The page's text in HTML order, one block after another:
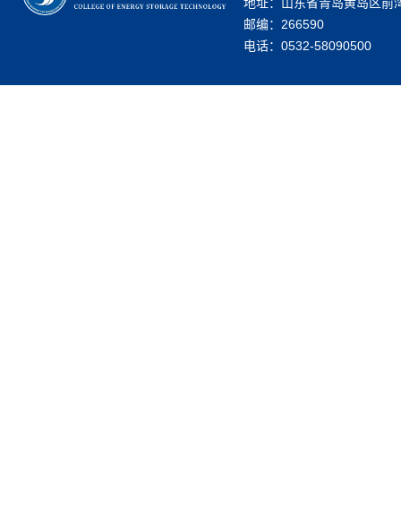
邮编：266590
电话：0532-58090500